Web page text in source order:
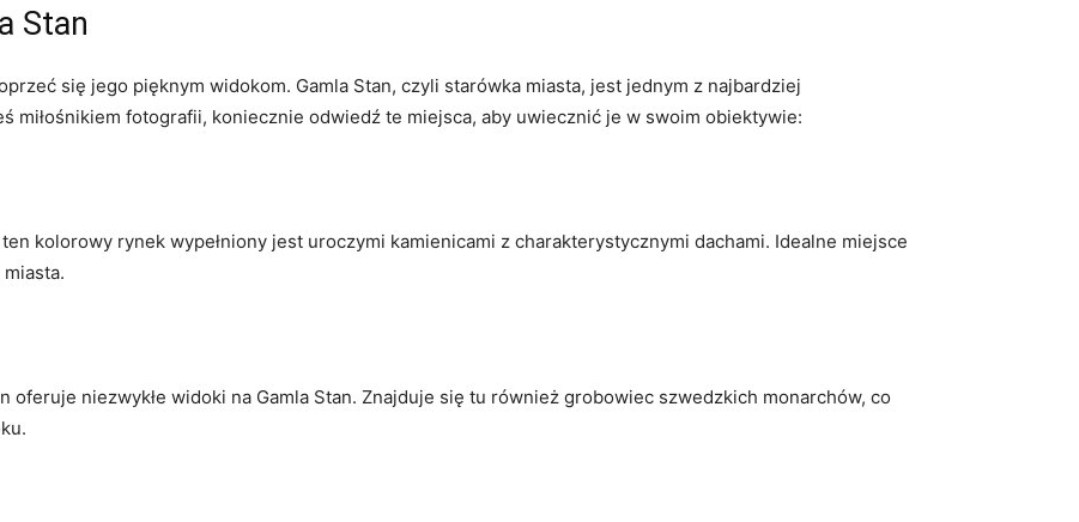
​Stan
​się jego pięknym widokom. Gamla⁢ Stan, czyli starówka miasta, jest jednym z​ najbardziej
miłośnikiem‌ fotografii, koniecznie ‍odwiedź ⁢te ⁤miejsca, ‌aby ‌uwiecznić je w⁣ swoim obiektywie:
kolorowy‍ rynek wypełniony jest uroczymi kamienicami⁣ z charakterystycznymi dachami.⁣ Idealne miejsce
oferuje⁣ niezwykłe ‍widoki na Gamla Stan. Znajduje się tu ‍również grobowiec ⁣szwedzkich monarchów,⁣ co